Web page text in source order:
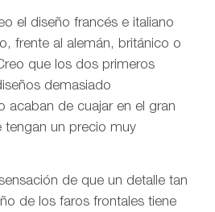
el diseño francés e italiano
frente al alemán, británico o
que los dos primeros
demasiado
acaban de cuajar en el gran
tengan un precio muy
de que un detalle tan
de los faros frontales tiene